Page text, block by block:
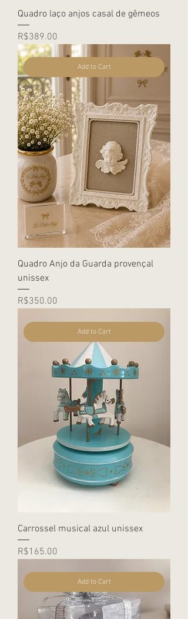
Quadro laço anjos casal de gêmeos
Price
R$389.00
Add to Cart
Quadro Anjo da Guarda provençal
unissex
Price
R$350.00
Add to Cart
Carrossel musical azul unissex
Price
R$165.00
Add to Cart